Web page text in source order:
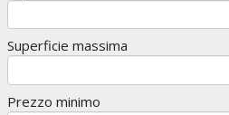
Superficie massima
Prezzo minimo